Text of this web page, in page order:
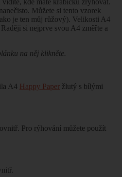
kde máte krabičku zrýhovat.
Můžete si tento vzorek
je ten můj růžový). Velikosti A4
si nejprve svou A4 změřte a
na něj klikněte.
A4 Happy Paper žlutý s bílými
Pro rýhování můžete použít